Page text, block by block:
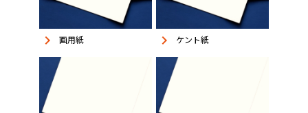
keyboard_arrow_right 画用紙 keyboard_arrow_right ケント紙